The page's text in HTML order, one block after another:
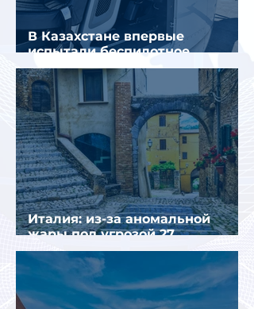
В Казахстане впервые
испытали беспилотное
аэротакси с пассажирами
Италия: из-за аномальной
жары под угрозой 27
крупнейших городов